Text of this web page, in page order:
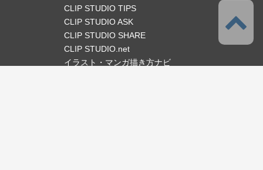
CLIP STUDIO TIPS
CLIP STUDIO ASK
CLIP STUDIO SHARE
CLIP STUDIO.net
イラスト・マンガ描き方ナビ